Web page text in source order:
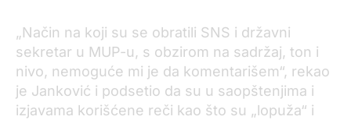
„Način na koji su se obratili SNS i državni
sekretar u MUP-u, s obzirom na sadržaj, ton i
nivo, nemoguće mi je da komentarišem“, rekao
je Janković i podsetio da su u saopštenjima i
izjavama korišćene reči kao što su „lopuža“ i